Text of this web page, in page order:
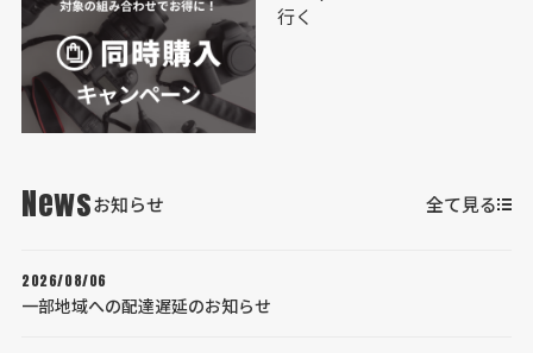
Newsお知らせ 全て見る
2026/08/06
一部地域への配達遅延のお知らせ